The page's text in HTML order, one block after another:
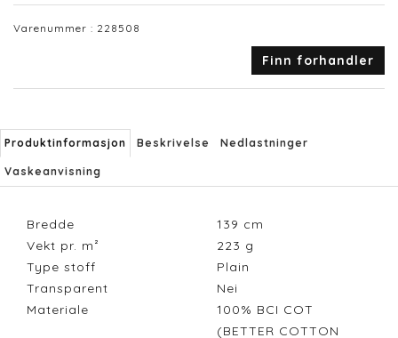
Varenummer : 228508
Finn forhandler
Produktinformasjon Beskrivelse Nedlastninger
Vaskeanvisning
Bredde 139 cm
Vekt pr. m²
223 g
Type stoff
Plain
Transparent
Nei
Materiale
100% BCI COT
(BETTER COTTON